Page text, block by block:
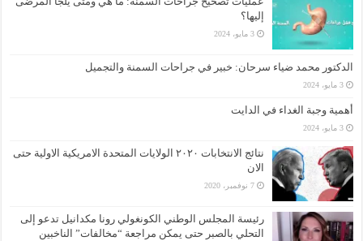
إليها؟
3 مايو، 2024
الدكتور محمد ضياء سرحان: خبير في جراحات السمنة والتجميل
3 مايو، 2024
أهمية وجبة الغداء في الدايت
3 مايو، 2024
نتائج الانتخابات ٢٠٢٠ الولايات المتحدة الامريكية الاولية حتى
الان
7 نوفمبر، 2020
رئيسة المجلس الوطني الكونغولي رونا مكدانيل تدعو إلى
التحلي بالصبر حتى يمكن مراجعة “مخالفات” الناخبين